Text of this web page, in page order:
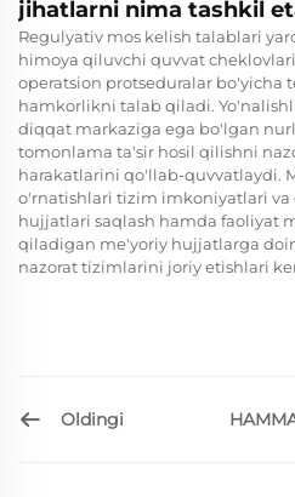
jihatlarni nima tashkil
Regulyativ mos kelish talablari
himoya qiluvchi quvvat
operatsion protseduralar bo'yicha
hamkorlikni talab qiladi.
diqqat markaziga ega bo'lgan
tomonlama ta'sir hosil qilishni
harakatlarini qo'llab-quvvatlaydi.
o'rnatishlari tizim imkoniyatlari va
hujjatlari saqlash hamda faoliyat
qiladigan me'yoriy hujjatlarga
nazorat tizimlarini joriy etishlari
Oldingi